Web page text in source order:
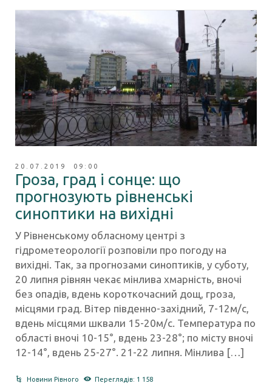
20.07.2019 09:00
Гроза, град і сонце: що
прогнозують рівненські
синоптики на вихідні
У Рівненському обласному центрі з
гідрометеорології розповіли про погоду на
вихідні. Так, за прогнозами синоптиків, у суботу,
20 липня рівнян чекає мінлива хмарність, вночі
без опадів, вдень короткочасний дощ, гроза,
місцями град. Вітер південно-західний, 7-12м/с,
вдень місцями шквали 15-20м/с. Температура по
області вночі 10-15°, вдень 23-28°; по місту вночі
12-14°, вдень 25-27°. 21-22 липня. Мінлива […]
Новини Рівного Переглядів: 1 158